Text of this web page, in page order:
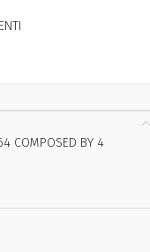
COMPOSED BY 4